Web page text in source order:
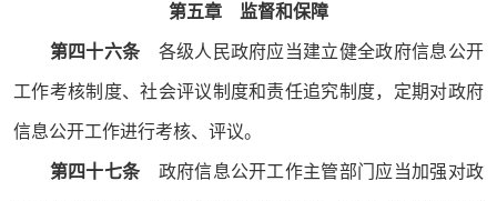
第五章 监督和保障
第四十六条各级人民政府应当建立健全政府信息公开
工作考核制度、社会评议制度和责任追究制度，定期对政府
信息公开工作进行考核、评议。
第四十七条政府信息公开工作主管部门应当加强对政